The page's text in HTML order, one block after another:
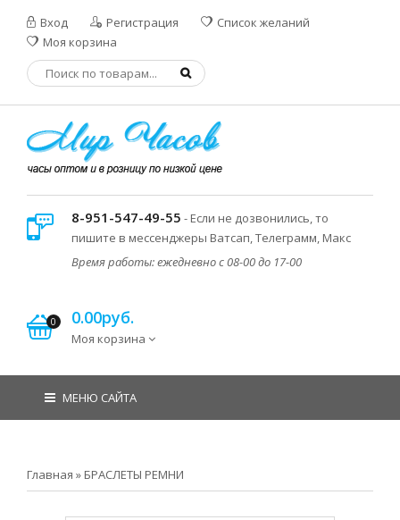
Вход Регистрация
Список желаний
Моя корзина
8-951-547-49-55 - Если не дозвонились, то
пишите в мессенджеры Ватсап, Телеграмм, Макс
Время работы: ежедневно с 08-00 до 17-00
0 0.00руб.
Моя корзина
МЕНЮ САЙТА
Главная » БРАСЛЕТЫ РЕМНИ